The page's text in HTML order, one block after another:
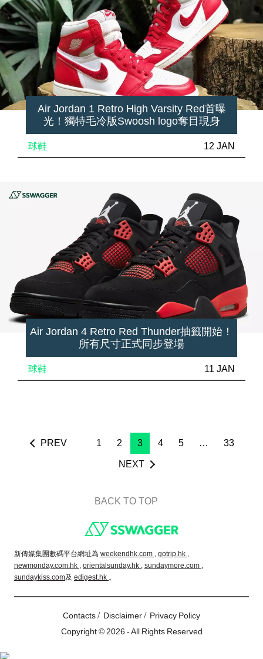
Air Jordan 1 Retro High Varsity Red首曝
光！獨特毛冷版Swoosh logo奪目現身
球鞋 12 JAN
Air Jordan 4 Retro Red Thunder抽籤開始！
所有尺寸正式同步登場
球鞋 11 JAN
PREV 1 2 3 4 5 … 33
NEXT
BACK TO TOP
新傳媒集團數碼平台網址為 weekendhk.com , gotrip.hk ,
newmonday.com.hk , orientalsunday.hk , sundaymore.com ,
sundaykiss.com及 edigest.hk 。
Contacts/ Disclaimer/ Privacy Policy
Copyright © 2026 - All Rights Reserved